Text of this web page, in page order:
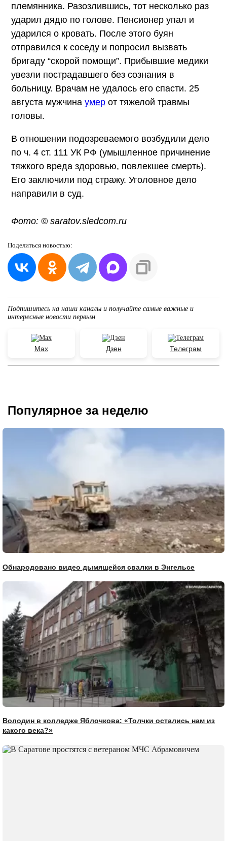
племянника. Разозлившись, тот несколько раз
ударил дядю по голове. Пенсионер упал и
ударился о кровать. После этого буян
отправился к соседу и попросил вызвать
бригаду “скорой помощи”. Прибывшие медики
увезли пострадавшего без сознания в
больницу. Врачам не удалось его спасти. 25
августа мужчина умер от тяжелой травмы
головы.
В отношении подозреваемого возбудили дело
по ч. 4 ст. 111 УК РФ (умышленное причинение
тяжкого вреда здоровью, повлекшее смерть).
Его заключили под стражу. Уголовное дело
направили в суд.
Фото: © saratov.sledcom.ru
Поделиться новостью:
Подпишитесь на наши каналы и получайте самые важные и
интересные новости первым
Max Дзен Телеграм
Популярное за неделю
Обнародовано видео дымящейся свалки в Энгельсе
Володин в колледже Яблочкова: «Толчки остались нам из
какого века?»